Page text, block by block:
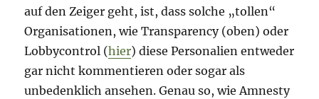
auf den Zeiger geht, ist, dass solche „tollen“
Organisationen, wie Transparency (oben) oder
Lobbycontrol (hier) diese Personalien entweder
gar nicht kommentieren oder sogar als
unbedenklich ansehen. Genau so, wie Amnesty